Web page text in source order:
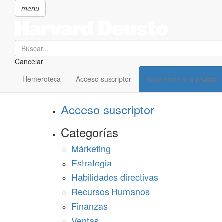
menu
Search
Cancelar
Hemeroteca Acceso suscriptor Suscríbete a la revista
SECCIONES
Suscríbete a Harvard Deusto
Acceso suscriptor
Categorías
Márketing
Estrategia
Habilidades directivas
Recursos Humanos
Finanzas